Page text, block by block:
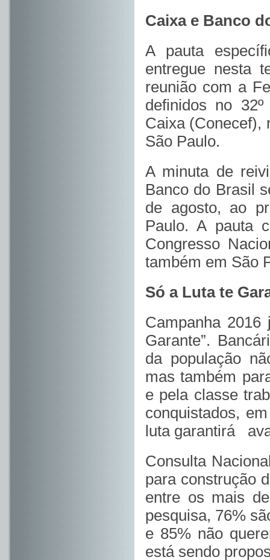
Caixa e Banco
A pauta
entregue nesta
reunião com a
definidos no
Caixa (Conecef),
São Paulo.
A minuta de
Banco do Brasil
de agosto, ao
Paulo. A pauta
Congresso
também em São
Só a Luta te
Campanha
Garante”.
da população
mas também
e pela classe
conquistados,
luta garantirá
Consulta
para construção
entre os mais
pesquisa, 76%
e 85% não
está sendo